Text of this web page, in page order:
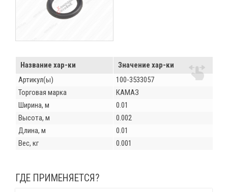
Название хар-ки
Значение хар-ки
Артикул(ы)
100-3533057
Торговая марка
КАМАЗ
Ширина, м
0.01
Высота, м
0.002
Длина, м
0.01
Вес, кг
0.001
ГДЕ ПРИМЕНЯЕТСЯ?